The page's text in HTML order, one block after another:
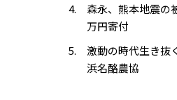
森永、熊本地震の
万円寄付
激動の時代生き抜
浜名酪農協